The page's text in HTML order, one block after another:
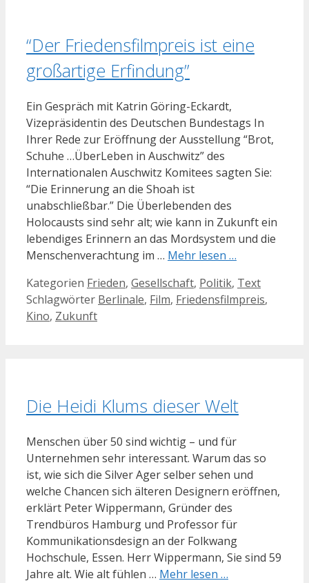
“Der Friedensfilmpreis ist eine
großartige Erfindung”
Ein Gespräch mit Katrin Göring-Eckardt,
Vizepräsidentin des Deutschen Bundestags In
Ihrer Rede zur Eröffnung der Ausstellung “Brot,
Schuhe …ÜberLeben in Auschwitz” des
Internationalen Auschwitz Komitees sagten Sie:
“Die Erinnerung an die Shoah ist
unabschließbar.” Die Überlebenden des
Holocausts sind sehr alt; wie kann in Zukunft ein
lebendiges Erinnern an das Mordsystem und die
Menschenverachtung im … Mehr lesen …
Kategorien Frieden, Gesellschaft, Politik, Text
Schlagwörter Berlinale, Film, Friedensfilmpreis,
Kino, Zukunft
Die Heidi Klums dieser Welt
Menschen über 50 sind wichtig – und für
Unternehmen sehr interessant. Warum das so
ist, wie sich die Silver Ager selber sehen und
welche Chancen sich älteren Designern eröffnen,
erklärt Peter Wippermann, Gründer des
Trendbüros Hamburg und Professor für
Kommunikationsdesign an der Folkwang
Hochschule, Essen. Herr Wippermann, Sie sind 59
Jahre alt. Wie alt fühlen … Mehr lesen …